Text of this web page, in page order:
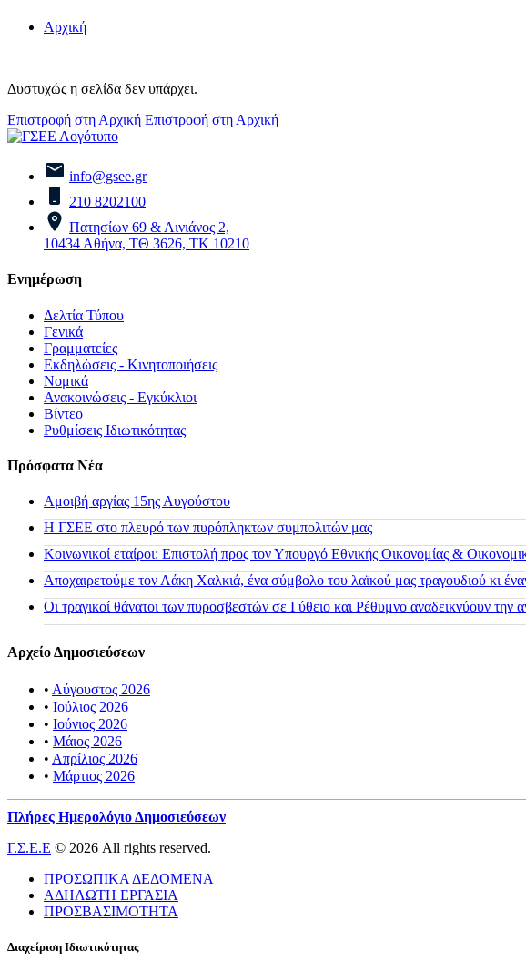
Αρχική
Δυστυχώς η σελίδα δεν υπάρχει.
Επιστροφή στη Αρχική Επιστροφή στη Αρχική
info@gsee.gr
210 8202100
Πατησίων 69 & Αινιάνος 2,
10434 Αθήνα, ΤΘ 3626, ΤΚ 10210
Ενημέρωση
Δελτία Τύπου
Γενικά
Γραμματείες
Εκδηλώσεις - Κινητοποιήσεις
Νομικά
Ανακοινώσεις - Εγκύκλιοι
Βίντεο
Ρυθμίσεις Ιδιωτικότητας
Πρόσφατα Νέα
Αμοιβή αργίας 15ης Αυγούστου
H ΓΣΕΕ στο πλευρό των πυρόπληκτων συμπολιτών μας
Κοινωνικοί εταίροι: Επιστολή προς τον Υπουργό Εθνικής Οικονομίας &
Αποχαιρετούμε τον Λάκη Χαλκιά, ένα σύμβολο του λαϊκού μας τραγουδιού κι
Οι τραγικοί θάνατοι των πυροσβεστών σε Γύθειο και Ρέθυμνο αναδεικνύουν την
Αρχείο Δημοσιεύσεων
• Αύγουστος 2026
• Ιούλιος 2026
• Ιούνιος 2026
• Μάιος 2026
• Απρίλιος 2026
• Μάρτιος 2026
Πλήρες Ημερολόγιο Δημοσιεύσεων
Γ.Σ.Ε.Ε © 2026 All rights reserved.
ΠΡΟΣΩΠΙΚΑ ΔΕΔΟΜΕΝΑ
ΑΔΗΛΩΤΗ ΕΡΓΑΣΙΑ
ΠΡΟΣΒΑΣΙΜΟΤΗΤΑ
Διαχείριση Ιδιωτικότητας